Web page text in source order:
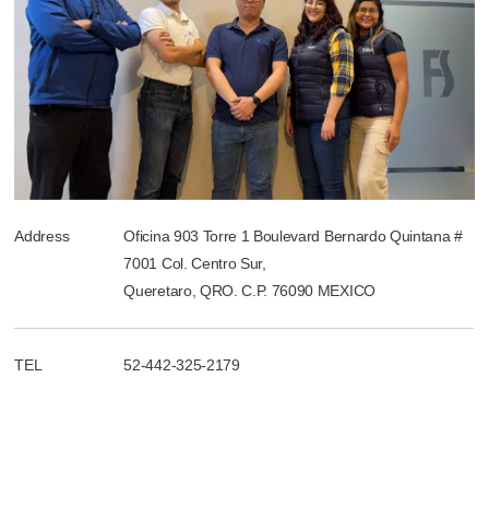
Address
Oficina 903 Torre 1 Boulevard Bernardo Quintana #
7001 Col. Centro Sur,
Queretaro, QRO. C.P. 76090 MEXICO
TEL 52-442-325-2179